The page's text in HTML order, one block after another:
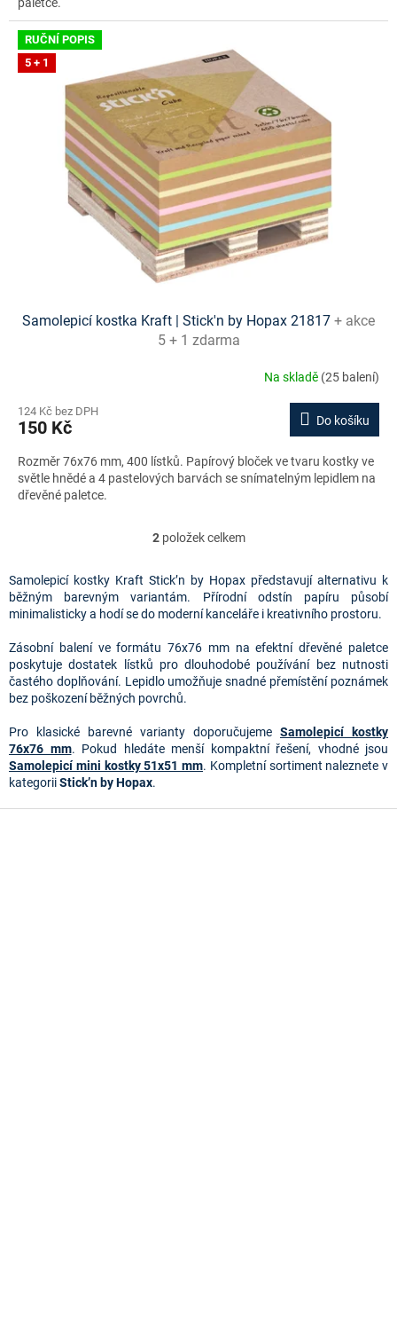
paletce.
RUČNÍ POPIS
5 + 1
Samolepicí kostka Kraft | Stick'n by Hopax 21817 + akce
5 + 1 zdarma
Na skladě (25 balení)
124 Kč bez DPH
150 Kč Do košíku
Rozměr 76x76 mm, 400 lístků. Papírový bloček ve tvaru kostky ve
světle hnědé a 4 pastelových barvách se snímatelným lepidlem na
dřevěné paletce.
O
l
á
d
c
í
p
k
y
v
i
2položek celkem
Samolepicí kostky Kraft Stick’n by Hopax představují alternativu k
běžným barevným variantám. Přírodní odstín papíru působí
minimalisticky a hodí se do moderní kanceláře i kreativního prostoru.
Zásobní balení ve formátu 76x76 mm na efektní dřevěné paletce
poskytuje dostatek lístků pro dlouhodobé používání bez nutnosti
častého doplňování. Lepidlo umožňuje snadné přemístění poznámek
bez poškození běžných povrchů.
Pro klasické barevné varianty doporučujeme Samolepicí kostky
76x76 mm. Pokud hledáte menší kompaktní řešení, vhodné jsou
Samolepicí mini kostky 51x51 mm. Kompletní sortiment naleznete v
kategoriiStick’n by Hopax.